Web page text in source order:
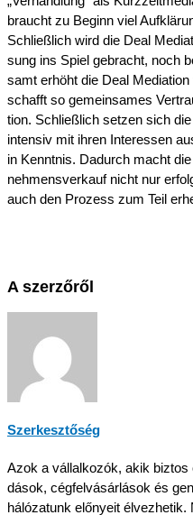
braucht zu Beginn viel
Schließ­lich wird die Deal
sung ins Spiel gebracht, noch
samt erhöht die Deal
schafft so gemein­sa­mes
ti­on. Schließ­lich setzen sich
inten­siv mit ihren Inter­es­sen
in Kennt­nis. Dadurch macht
nehmens­verkauf nicht nur
auch den Prozess zum Teil
A szerzőről
Szerkesz­tő­ség
Azok a vállal­ko­zók, akik
dá­sok, cégfel­vá­sár­lá­sok és
hálóza­tunk előny­eit